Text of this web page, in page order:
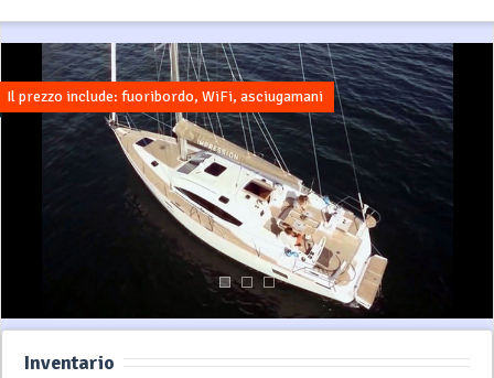
Il prezzo include: fuoribordo, WiFi, asciugamani
Inventario